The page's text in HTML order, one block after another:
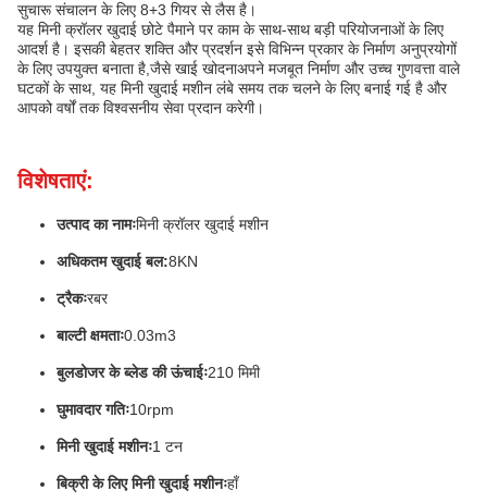
सुचारू संचालन के लिए 8+3 गियर से लैस है।
यह मिनी क्रॉलर खुदाई छोटे पैमाने पर काम के साथ-साथ बड़ी परियोजनाओं के लिए
आदर्श है। इसकी बेहतर शक्ति और प्रदर्शन इसे विभिन्न प्रकार के निर्माण अनुप्रयोगों
के लिए उपयुक्त बनाता है,जैसे खाई खोदनाअपने मजबूत निर्माण और उच्च गुणवत्ता वाले
घटकों के साथ, यह मिनी खुदाई मशीन लंबे समय तक चलने के लिए बनाई गई है और
आपको वर्षों तक विश्वसनीय सेवा प्रदान करेगी।
विशेषताएं:
उत्पाद का नामःमिनी क्रॉलर खुदाई मशीन
अधिकतम खुदाई बल:8KN
ट्रैकःरबर
बाल्टी क्षमताः0.03m3
बुलडोजर के ब्लेड की ऊंचाईः210 मिमी
घुमावदार गतिः10rpm
मिनी खुदाई मशीनः1 टन
बिक्री के लिए मिनी खुदाई मशीनःहाँ